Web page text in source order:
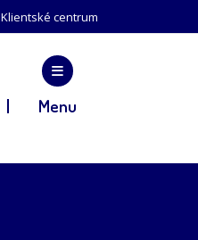
Klientské centrum
Menu